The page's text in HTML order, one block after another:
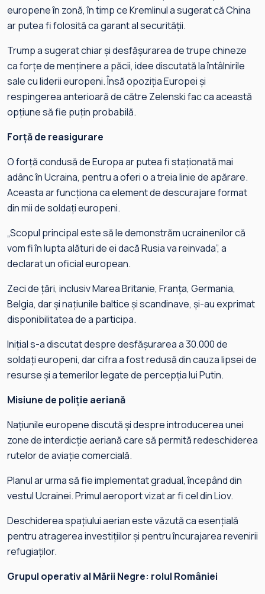
europene în zonă, în timp ce Kremlinul a sugerat că China
ar putea fi folosită ca garant al securității.
Trump a sugerat chiar și desfășurarea de trupe chineze
ca forțe de menținere a păcii, idee discutată la întâlnirile
sale cu liderii europeni. Însă opoziția Europei și
respingerea anterioară de către Zelenski fac ca această
opțiune să fie puțin probabilă.
Forță de reasigurare
O forță condusă de Europa ar putea fi staționată mai
adânc în Ucraina, pentru a oferi o a treia linie de apărare.
Aceasta ar funcționa ca element de descurajare format
din mii de soldați europeni.
„Scopul principal este să le demonstrăm ucrainenilor că
vom fi în lupta alături de ei dacă Rusia va reinvada”, a
declarat un oficial european.
Zeci de țări, inclusiv Marea Britanie, Franța, Germania,
Belgia, dar și națiunile baltice și scandinave, și-au exprimat
disponibilitatea de a participa.
Inițial s-a discutat despre desfășurarea a 30.000 de
soldați europeni, dar cifra a fost redusă din cauza lipsei de
resurse și a temerilor legate de percepția lui Putin.
Misiune de poliție aeriană
Națiunile europene discută și despre introducerea unei
zone de interdicție aeriană care să permită redeschiderea
rutelor de aviație comercială.
Planul ar urma să fie implementat gradual, începând din
vestul Ucrainei. Primul aeroport vizat ar fi cel din Liov.
Deschiderea spațiului aerian este văzută ca esențială
pentru atragerea investițiilor și pentru încurajarea revenirii
refugiaților.
Grupul operativ al Mării Negre: rolul României